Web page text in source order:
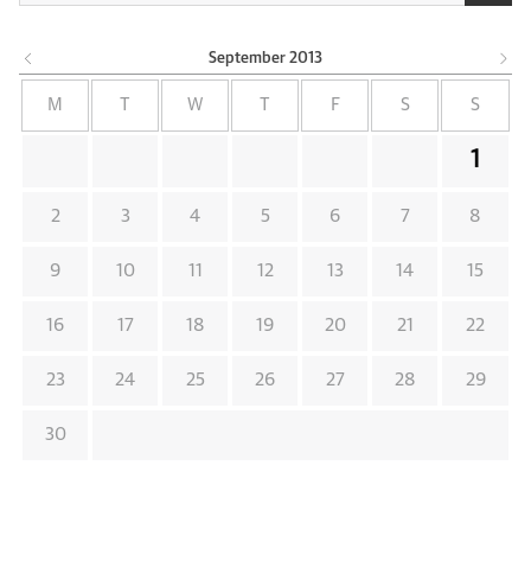
September 2013
M T W T F S S
1
2 3 4 5 6 7 8
9 10 11 12 13 14 15
16 17 18 19 20 21 22
23 24 25 26 27 28 29
30